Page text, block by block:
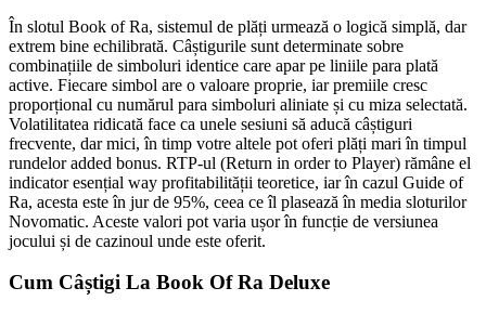
În slotul Book of Ra, sistemul de plăți urmează o logică simplă, dar
extrem bine echilibrată. Câștigurile sunt determinate sobre
combinațiile de simboluri identice care apar pe liniile para plată
active. Fiecare simbol are o valoare proprie, iar premiile cresc
proporțional cu numărul para simboluri aliniate și cu miza selectată.
Volatilitatea ridicată face ca unele sesiuni să aducă câștiguri
frecvente, dar mici, în timp votre altele pot oferi plăți mari în timpul
rundelor added bonus. RTP-ul (Return in order to Player) rămâne el
indicator esențial way profitabilității teoretice, iar în cazul Guide of
Ra, acesta este în jur de 95%, ceea ce îl plasează în media sloturilor
Novomatic. Aceste valori pot varia ușor în funcție de versiunea
jocului și de cazinoul unde este oferit.
Cum Câștigi La Book Of Ra Deluxe